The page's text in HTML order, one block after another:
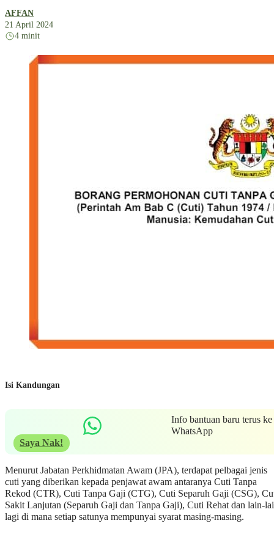
AFFAN
21 April 2024
4 minit
Isi Kandungan
Info bantuan baru terus ke
WhatsApp
Saya Nak!
Menurut Jabatan Perkhidmatan Awam (JPA), terdapat pelbagai jenis
cuti yang diberikan kepada penjawat awam antaranya Cuti Tanpa
Rekod (CTR), Cuti Tanpa Gaji (CTG), Cuti Separuh Gaji (CSG),
Sakit Lanjutan (Separuh Gaji dan Tanpa Gaji), Cuti Rehat dan lain-
lagi di mana setiap satunya mempunyai syarat masing-masing.